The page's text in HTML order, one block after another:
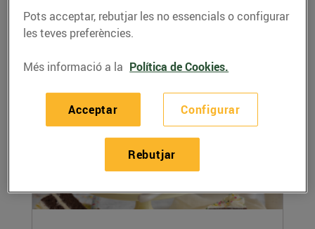
Ingredients: 8 carxofes 100 g de pernil ibèric
tallat a mà 2 llimones Julivert Oli d'oliva...
Pots acceptar, rebutjar les no essencials o configurar
les teves preferències.
Més informació a la Política de Cookies.
Configurar
Rebutjar
Acceptar